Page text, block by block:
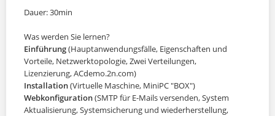
ALL COURSES
SIGNUP
Dauer: 30min
Was werden Sie lernen?
Einführung(Hauptanwendungsfälle, Eigenschaften und
Vorteile, Netzwerktopologie, Zwei Verteilungen,
Lizenzierung, ACdemo.2n.com)
Installation(Virtuelle Maschine, MiniPC "BOX")
Webkonfiguration(SMTP für E-Mails versenden, System
Aktualisierung, Systemsicherung und wiederherstellung,